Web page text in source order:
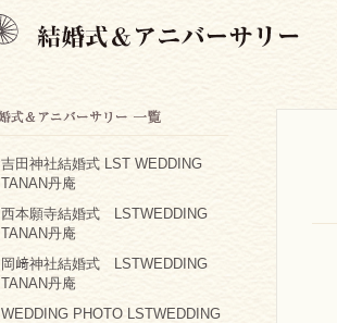
吉田神社結婚式 LST WEDDING
TANAN丹庵
西本願寺結婚式 LSTWEDDING
TANAN丹庵
岡﨑神社結婚式 LSTWEDDING
TANAN丹庵
WEDDING PHOTO LSTWEDDING